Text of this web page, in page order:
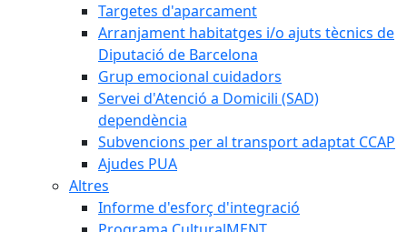
Targetes d'aparcament
Arranjament habitatges i/o ajuts tècnics de
Diputació de Barcelona
Grup emocional cuidadors
Servei d'Atenció a Domicili (SAD)
dependència
Subvencions per al transport adaptat CCAP
Ajudes PUA
Altres
Informe d'esforç d'integració